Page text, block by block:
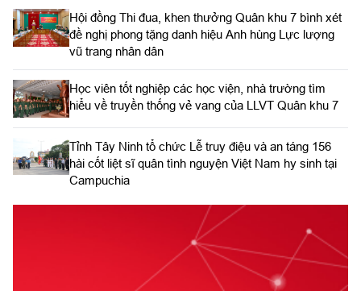
Hội đồng Thi đua, khen thưởng Quân khu 7 bình xét
đề nghị phong tặng danh hiệu Anh hùng Lực lượng
vũ trang nhân dân
Học viên tốt nghiệp các học viện, nhà trường tìm
hiểu về truyền thống vẻ vang của LLVT Quân khu 7
​Tỉnh Tây Ninh tổ chức Lễ truy điệu và an táng 156
hài cốt liệt sĩ quân tình nguyện Việt Nam hy sinh tại
Campuchia